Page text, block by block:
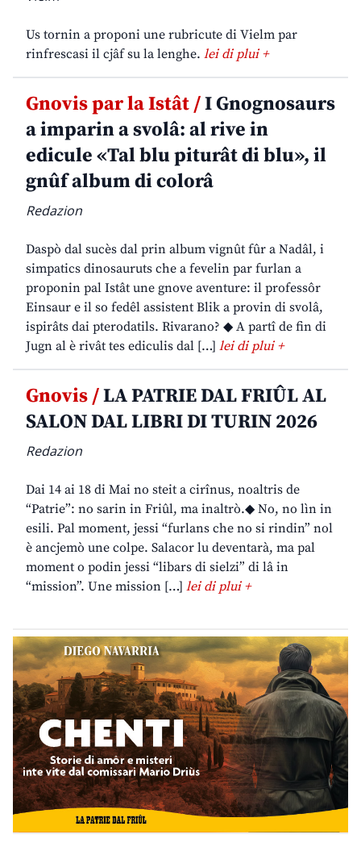
Us tornin a proponi une rubricute di Vielm par
rinfrescasi il cjâf su la lenghe. lei di plui +
Gnovis par la Istât /I Gnognosaurs
a imparin a svolâ: al rive in
edicule «Tal blu piturât di blu», il
gnûf album di colorâ
Redazion
Daspò dal sucès dal prin album vignût fûr a Nadâl, i
simpatics dinosauruts che a fevelin par furlan a
proponin pal Istât une gnove aventure: il professôr
Einsaur e il so fedêl assistent Blik a provin di svolâ,
ispirâts dai pterodatils. Rivarano? ◆ A partî de fin di
Jugn al è rivât tes ediculis dal […] lei di plui +
Gnovis /LA PATRIE DAL FRIÛL AL
SALON DAL LIBRI DI TURIN 2026
Redazion
Dai 14 ai 18 di Mai no steit a cirînus, noaltris de
“Patrie”: no sarin in Friûl, ma inaltrò.◆ No, no lìn in
esili. Pal moment, jessi “furlans che no si rindin” nol
è ancjemò une colpe. Salacor lu deventarà, ma pal
moment o podin jessi “libars di sielzi” di lâ in
“mission”. Une mission […] lei di plui +